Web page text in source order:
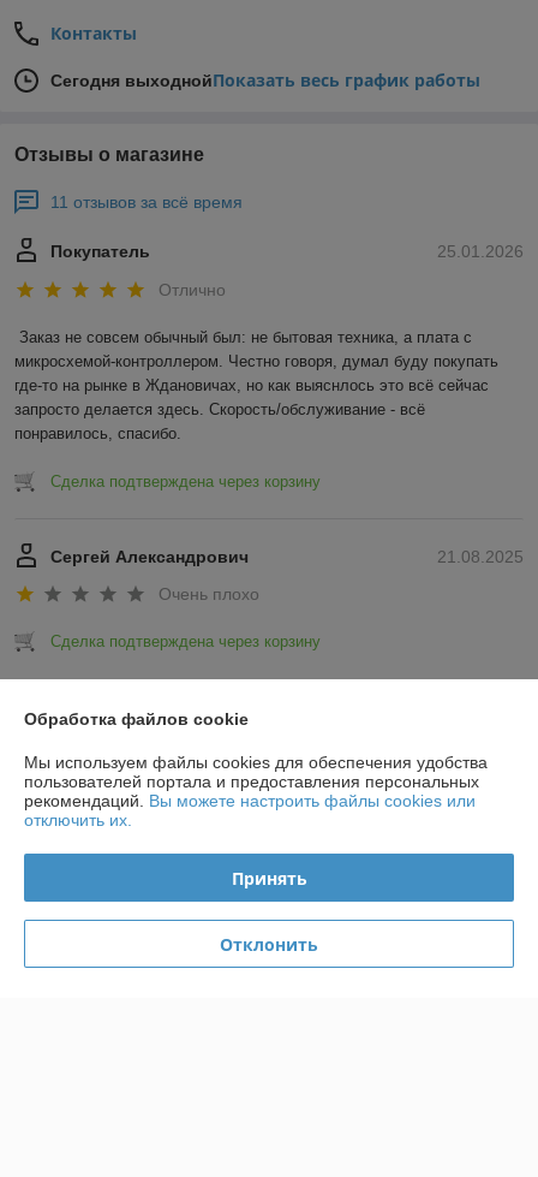
Контакты
Сегодня выходнойПоказать весь график работы
Отзывы о магазине
11 отзывов за всё время
25.01.2026
Покупатель
Отлично
Заказ не совсем обычный был: не бытовая техника, а плата с
микросхемой-контроллером. Честно говоря, думал буду покупать
где-то на рынке в Ждановичах, но как выяснлось это всё сейчас
запросто делается здесь. Скорость/обслуживание - всё
понравилось, спасибо.
Сделка подтверждена через корзину
21.08.2025
Сергей Александрович
Очень плохо
Сделка подтверждена через корзину
О нас
Обработка файлов cookie
Мы используем файлы cookies для обеспечения удобства
пользователей портала и предоставления персональных
рекомендаций. Вы можете настроить файлы cookies или
отключить их.
Принять
Отклонить